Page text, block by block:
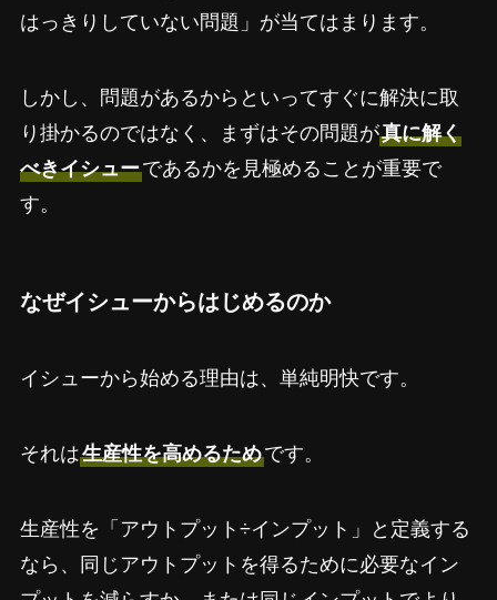
はっきりしていない問題」が当てはまります。
しかし、問題があるからといってすぐに解決に取
り掛かるのではなく、まずはその問題が真に解く
べきイシューであるかを見極めることが重要で
す。
なぜイシューからはじめるのか
イシューから始める理由は、単純明快です。
それは生産性を高めるためです。
生産性を「アウトプット÷インプット」と定義する
なら、同じアウトプットを得るために必要なイン